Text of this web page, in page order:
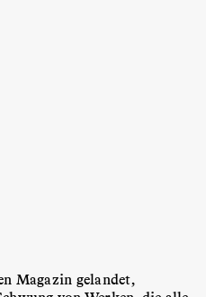
Magazin gelandet,